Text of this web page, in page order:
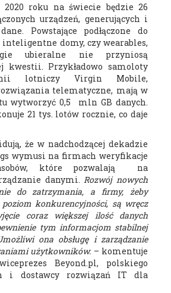
2020 roku na świecie będzie 26
urządzeń, generujących i
Powstające podłączone do
inteligentne domy, czy wearables,
ubieralne nie przyniosą
Przykładowo samoloty
lotniczy Virgin Mobile,
telematyczne, mają w
wytworzyć 0,5 mln GB danych.
21 tys. lotów rocznie, co daje
że w nadchodzącej dekadzie
wymusi na firmach weryfikacje
które pozwalają na
danymi. Rozwój nowych
do zatrzymania, a firmy, żeby
konkurencyjności, są wręcz
coraz większej ilość danych
tym informacjom stabilnej
ona obsługę i zarządzanie
użytkowników. – komentuje
Beyond.pl, polskiego
i dostawcy rozwiązań IT dla